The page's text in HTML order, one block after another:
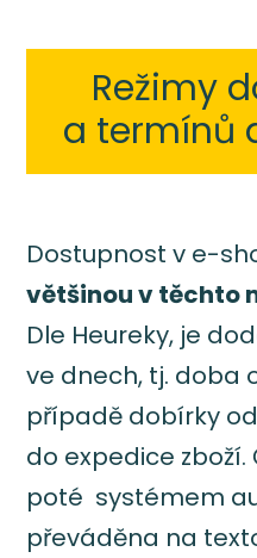
Režimy
a termínů
Dostupnost v e-
většinou v těchto
Dle Heureky, je
ve dnech, tj. doba
případě dobírky
do expedice
poté systémem
převáděna na